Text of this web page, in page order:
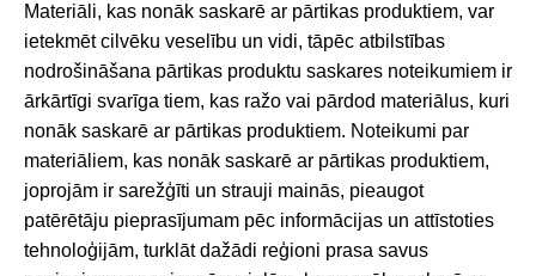
Materiāli, kas nonāk saskarē ar pārtikas produktiem, var
ietekmēt cilvēku veselību un vidi, tāpēc atbilstības
nodrošināšana pārtikas produktu saskares noteikumiem ir
ārkārtīgi svarīga tiem, kas ražo vai pārdod materiālus, kuri
nonāk saskarē ar pārtikas produktiem. Noteikumi par
materiāliem, kas nonāk saskarē ar pārtikas produktiem,
joprojām ir sarežģīti un strauji mainās, pieaugot
patērētāju pieprasījumam pēc informācijas un attīstoties
tehnoloģijām, turklāt dažādi reģioni prasa savus